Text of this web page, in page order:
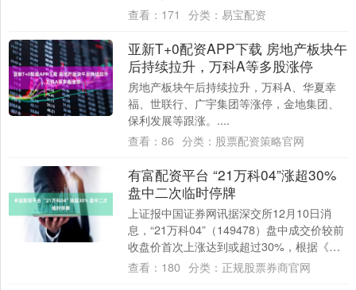
向发展的肉肉，都比他看起来更高更强壮，
查看： 171 分类： 易宝配资
亚新T+0配资APP下载 房地产板块午
后持续拉升，万科A等多股涨停
房地产板块午后持续拉升，万科A、华夏幸
福、世联行、广宇集团等涨停，金地集团、
保利发展等跟涨。....
查看： 86 分类： 股票配资策略官网
有富配资平台 “21万科04”涨超30%
盘中二次临时停牌
上证报中国证券网讯据深交所12月10日消
息，“21万科04”（149478）盘中成交价较前
收盘价首次上涨达到或超过30%，根据《深
圳证券交易所债券交易规则》和《....
查看： 180 分类： 正规股票券商官网